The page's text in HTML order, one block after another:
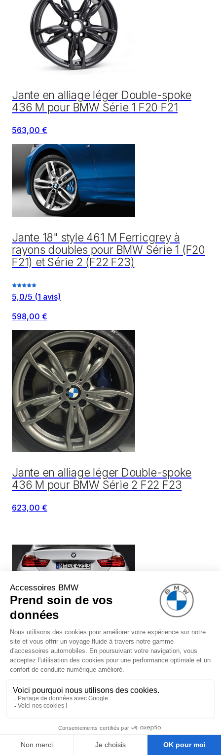
Jante en alliage léger Double-spoke
436 M pour BMW Série 1 F20 F21
563,00 €
Jante 18" style 461 M Ferricgrey à
rayons doubles pour BMW Série 1 (F20
F21) et Série 2 (F22 F23)
5,0/5 (1 avis)
598,00 €
Jante en alliage léger Double-spoke
436 M pour BMW Série 2 F22 F23
623,00 €
Système de silencieux BMW
Performance (avec embouts chromés)
pour BMW Série 3 F30 F31 (340i
uniquement)